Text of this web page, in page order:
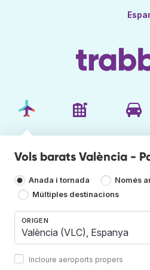
Vols barats València -
Anada i tornada
Només
Múltiples destinacions
ORIGEN
Incloure aeroports propers